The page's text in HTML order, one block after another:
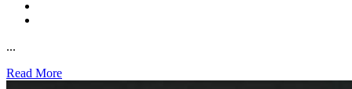
...
Read More